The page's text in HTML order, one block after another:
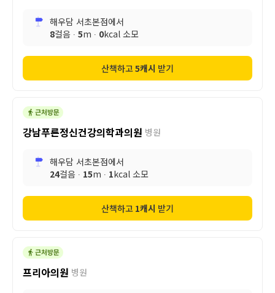
해우담 서초본점에서
8걸음 ∙ 5m ∙ 0kcal 소모
산책하고5캐시 받기
강남푸른정신건강의학과의원 병원
해우담 서초본점에서
24걸음 ∙ 15m ∙ 1kcal 소모
산책하고 1캐시 받기
프리아의원 병원